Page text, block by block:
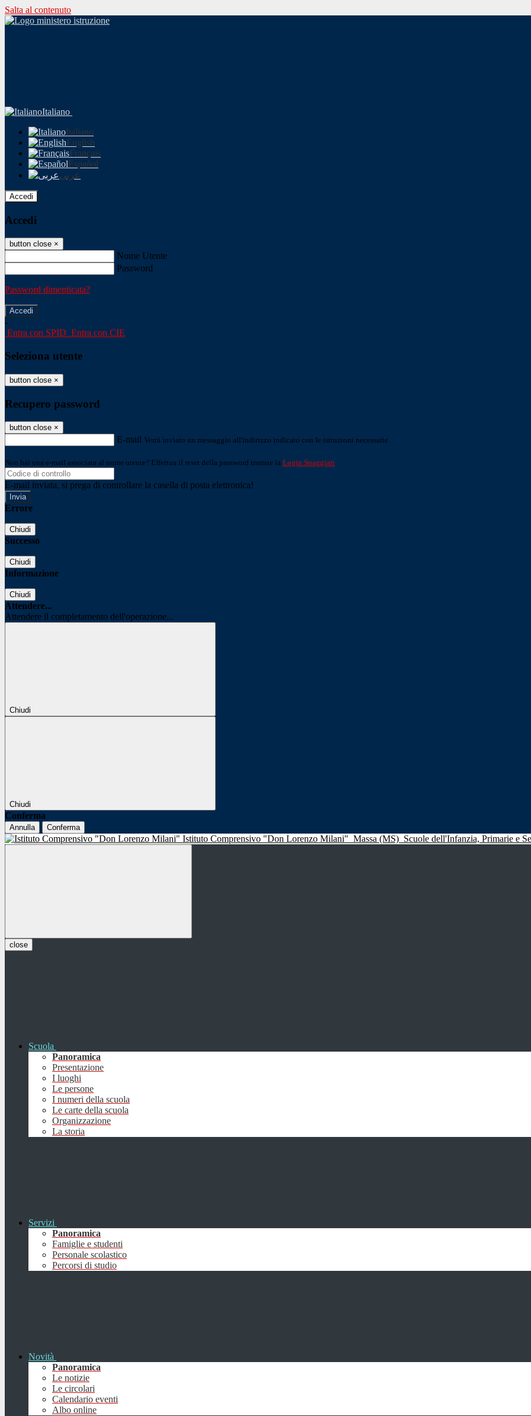
Salta al contenuto
Italiano
Italiano
English
Français
Español
عربى
Accedi
Accedi
button close ×
Nome Utente
Password
Password dimenticata?
-
Entra con SPID Entra con CIE
Seleziona utente
button close ×
Recupero password
button close ×
E-mail Verrà inviato un messaggio all'indirizzo indicato con le istruzioni necessarie.
Non hai una e-mail associata al nome utente? Effettua il reset della password tramite la Login Spaggiari
E-mail inviata, si prega di controllare la casella di posta elettronica!
Errore
Chiudi
Successo
Chiudi
Informazione
Chiudi
Attendere...
Attendere il completamento dell'operazione...
Chiudi
Chiudi
Conferma
Annulla Conferma
Istituto Comprensivo "Don Lorenzo Milani" Massa (MS) Scuole dell'Infanzia, Primarie e
close
Scuola
Panoramica
Presentazione
I luoghi
Le persone
I numeri della scuola
Le carte della scuola
Organizzazione
La storia
Servizi
Panoramica
Famiglie e studenti
Personale scolastico
Percorsi di studio
Novità
Panoramica
Le notizie
Le circolari
Calendario eventi
Albo online